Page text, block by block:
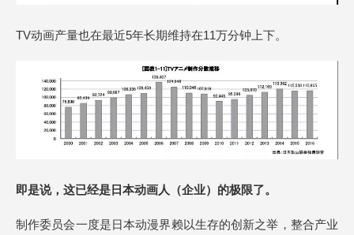
TV动画产量也在最近5年长期维持在11万分钟上下。
即是说，这已经是日本动画人（企业）的极限了。
制作委员会一度是日本动漫界赖以生存的创新之举，整合产业